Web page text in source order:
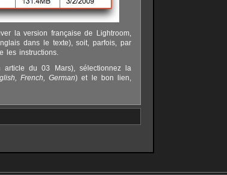
la version française de Lightroom,
dans le texte), soit, parfois, par
les instructions.
du 03 Mars), sélectionnez la
French, German) et le bon lien,